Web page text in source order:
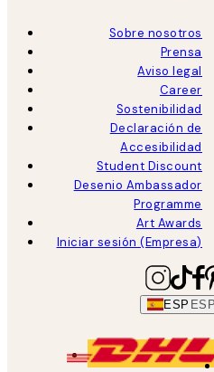
Sobre nosotros
Prensa
Aviso legal
Career
Sostenibilidad
Declaración de
Accesibilidad
Student Discount
Desenio Ambassador
Programme
Art Awards
Iniciar sesión (Empresa)
ESP